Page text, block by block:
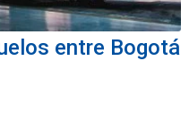
entre Bogotá